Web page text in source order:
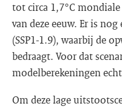
tot circa 1,7°C
van deze eeuw. Er is
(SSP1-1.9), waarbij de
bedraagt. Voor dat
modelberekeningen
Om deze lage